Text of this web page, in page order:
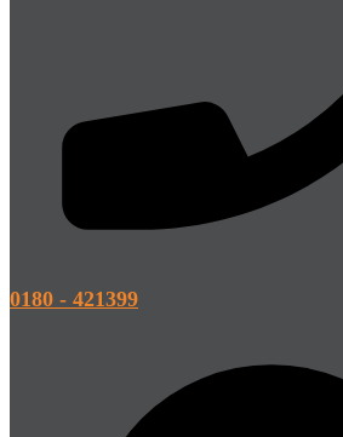
0180 - 421399